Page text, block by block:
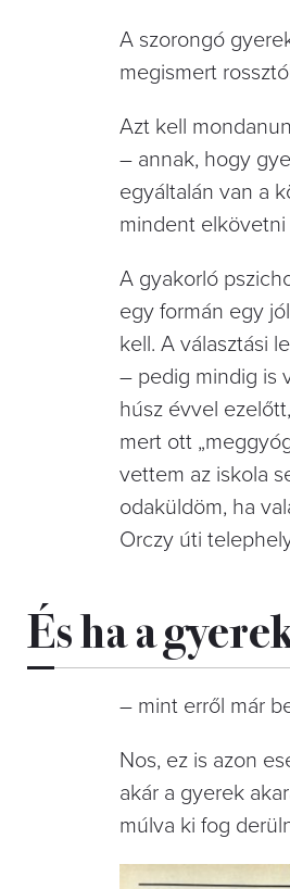
A szorongó
megismert
Azt kell
– annak, hogy
egyáltalán van a
mindent
A gyakorló
egy formán egy
kell. A választási
– pedig mindig is
húsz évvel
mert ott
vettem az iskola
odaküldöm, ha
Orczy úti
És ha a
– mint erről már
Nos, ez is azon
akár a gyerek
múlva ki fog